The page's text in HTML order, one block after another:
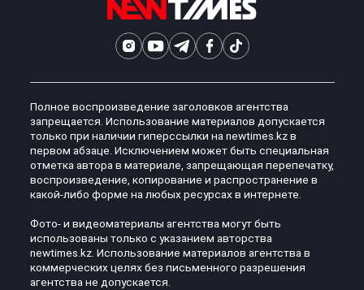
Полное воспроизведение заголовков агентства
запрещается. Использование материалов допускается
только при наличии гиперссылки на newtimes.kz в
первом абзаце. Исключением может быть специальная
отметка автора в материале, запрещающая перепечатку,
воспроизведение, копирование и распространение в
какой-либо форме на любых ресурсах в интернете.
Фото- и видеоматериалы агентства могут быть
использованы только с указанием авторства
newtimes.kz. Использование материалов агентства в
коммерческих целях без письменного разрешения
агентства не допускается.